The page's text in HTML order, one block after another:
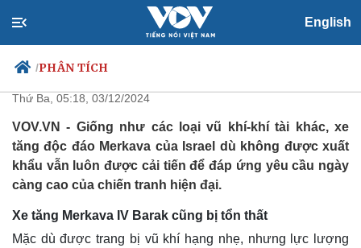
English
/PHÂN TÍCH
Chính trị
Đảng
Tổ chức nhân sự
Quốc hội
Nhận diện sự thật
Xã hội
Tin 24h
Dự báo thời tiết
Giáo dục
Dấu ấn VOV
Việc làm
Xe tăng Merkava IV Barak của
Israel không ngừng được cải tiến
Thứ Ba, 05:18, 03/12/2024
VOV.VN - Giống như các loại vũ khí-khí tài khác, xe
tăng độc đáo Merkava của Israel dù không được xuất
khẩu vẫn luôn được cải tiến để đáp ứng yêu cầu ngày
càng cao của chiến tranh hiện đại.
Xe tăng Merkava IV Barak cũng bị tổn thất
Mặc dù được trang bị vũ khí hạng nhẹ, nhưng lực lượng